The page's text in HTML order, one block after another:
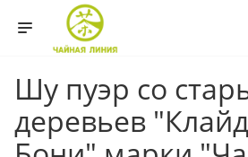
Шу пуэр со
деревьев